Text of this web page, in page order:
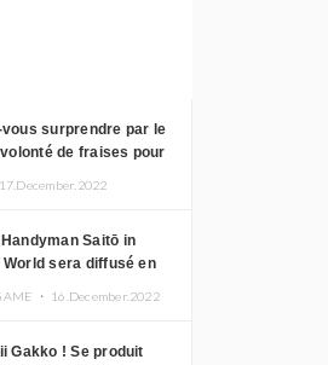
vous surprendre par le
de fraises pour
17.December.2022
Handyman Saitō in
sera diffusé en
・ 16.December.2022
Gakko ! Se produit